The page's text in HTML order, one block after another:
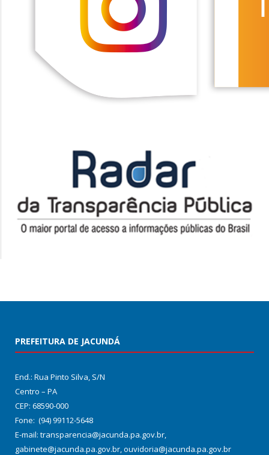
PREFEITURA DE JACUNDÁ
End.: Rua Pinto Silva, S/N
Centro – PA
CEP: 68590-000
Fone: (94) 99112-5648
E-mail: transparencia@jacunda.pa.gov.br,
gabinete@jacunda.pa.gov.br, ouvidoria@jacunda.pa.gov.br